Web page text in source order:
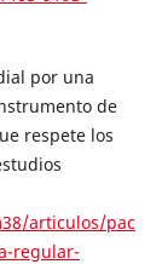
por una
de
respete los
articulos/pac
regular-